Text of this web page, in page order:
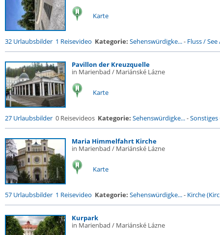
Karte
32 Urlaubsbilder 1 Reisevideo Kategorie: Sehenswürdigke...- Fluss / See
Pavillon der Kreuzquelle
in Marienbad / Mariánské Lázne
Karte
27 Urlaubsbilder 0 Reisevideos Kategorie: Sehenswürdigke...-
Maria Himmelfahrt Kirche
in Marienbad / Mariánské Lázne
Karte
57 Urlaubsbilder 1 Reisevideo Kategorie: Sehenswürdigke...- Kirche
Kurpark
in Marienbad / Mariánské Lázne